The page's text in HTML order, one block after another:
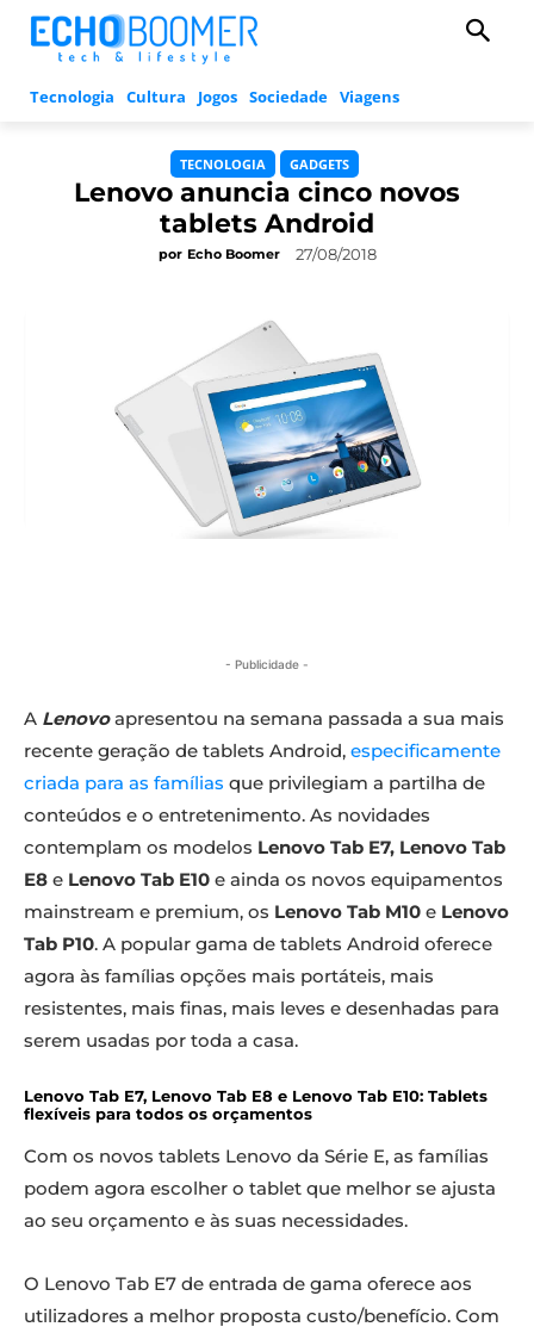
Tecnologia Cultura Jogos Sociedade Viagens
TECNOLOGIA GADGETS
Lenovo anuncia cinco novos
tablets Android
por Echo Boomer 27/08/2018
- Publicidade -
A Lenovoapresentou na semana passada a sua mais
recente geração de tablets Android, especificamente
criada para as famílias que privilegiam a partilha de
conteúdos e o entretenimento. As novidades
contemplam os modelos Lenovo Tab E7, Lenovo Tab
E8 e Lenovo Tab E10 e ainda os novos equipamentos
mainstream e premium, os Lenovo Tab M10 e Lenovo
Tab P10. A popular gama de tablets Android oferece
agora às famílias opções mais portáteis, mais
resistentes, mais finas, mais leves e desenhadas para
serem usadas por toda a casa.
Lenovo Tab E7, Lenovo Tab E8 e Lenovo Tab E10: Tablets
flexíveis para todos os orçamentos
Com os novos tablets Lenovo da Série E, as famílias
podem agora escolher o tablet que melhor se ajusta
ao seu orçamento e às suas necessidades.
O Lenovo Tab E7 de entrada de gama oferece aos
utilizadores a melhor proposta custo/benefício. Com